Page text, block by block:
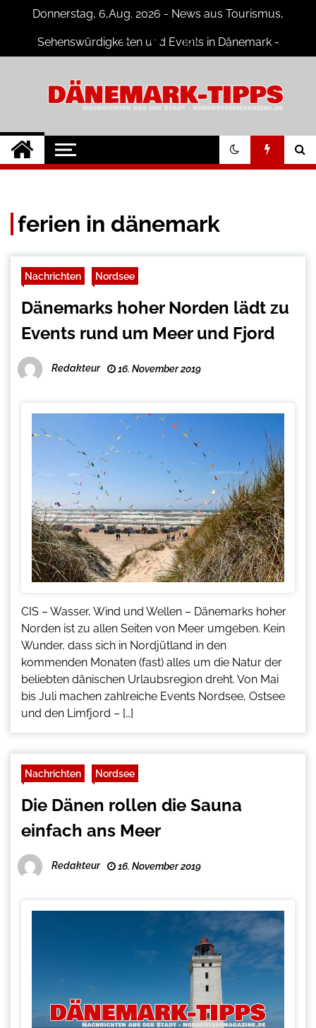
content
Donnerstag, 6,Aug. 2026 - News aus Tourismus,
Sehenswürdigkeiten und Events in Dänemark -
Dänemark Tipps
Neuigkeiten und Nachrichten in
Dänemark
ferien in dänemark
Nachrichten Nordsee
Dänemarks hoher Norden lädt zu
Events rund um Meer und Fjord
Redakteur 16. November 2019
CIS – Wasser, Wind und Wellen – Dänemarks hoher
Norden ist zu allen Seiten von Meer umgeben. Kein
Wunder, dass sich in Nordjütland in den
kommenden Monaten (fast) alles um die Natur der
beliebten dänischen Urlaubsregion dreht. Von Mai
bis Juli machen zahlreiche Events Nordsee, Ostsee
und den Limfjord – […]
Nachrichten Nordsee
Die Dänen rollen die Sauna
einfach ans Meer
Redakteur 16. November 2019